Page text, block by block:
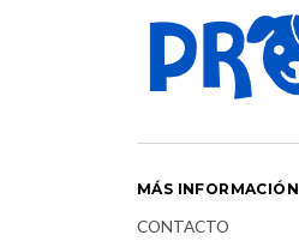
MÁS INFORMACIÓN
CONTACTO